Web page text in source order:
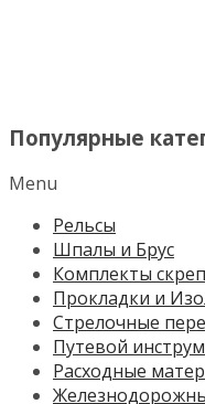
Популярные
Menu
Рельсы
Шпалы и Брус
Комплекты
Прокладки и
Стрелочные
Путевой
Расходные